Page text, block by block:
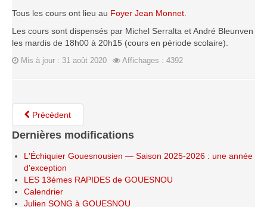
Les horaires
Les tarifs
Les licenciés
Les bilans sportifs
Saison 2017-2018
Saison 2016-2017
Saison 2014-2015
Saison 2013-2014
Saison 2012-2013
Tous les cours ont lieu au Foyer Jean Monnet
Les cours sont dispensés par Michel Serralta et André Bleunven
les mardis de 18h00 à 20h15 (cours en période scolaire).
Mis à jour : 31 août 2020 Affichages : 4392
Précédent
Dernières modifications
L'Échiquier Gouesnousien — Saison 2025-2026 : une année
d'exception
LES 13émes RAPIDES de GOUESNOU
Calendrier
Julien SONG à GOUESNOU